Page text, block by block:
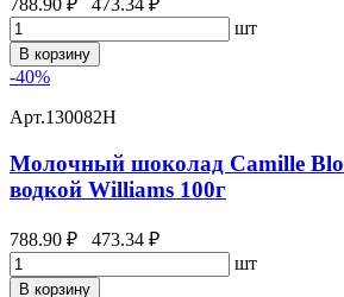
788.90 ₽
473.34 ₽
шт
В корзину
-40%
Арт.130082Н
Молочный шоколад Camille
водкой Williams 100г
788.90 ₽
473.34 ₽
шт
В корзину